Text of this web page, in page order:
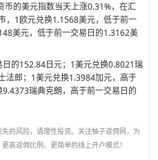
的美元指数当天上涨0.31%，在汇
，1欧元兑换1.1568美元，低于前一
美元，低于前一交易日的1.3162美
的152.84日元；1美元兑换0.8021瑞
法郎；1美元兑换1.3984加元，高于
瑞典克朗，高于前一交易日的
的风险，请理性投资。关注柚子返佣网，为
高返佣比例、更简单的线上开户模式！